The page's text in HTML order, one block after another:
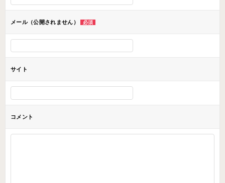
ン
メール（公開されません） 必須
サイト
コメント